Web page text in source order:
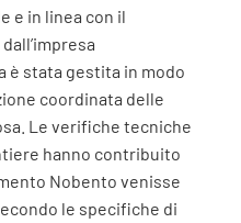
e in linea con il
è stata gestita in modo
coordinata delle
Le verifiche tecniche
hanno contribuito
Nobento venisse
le specifiche di